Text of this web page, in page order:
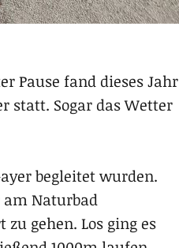
Pause fand dieses Jahr
statt. Sogar das Wetter
begleitet wurden.
Naturbad
gehen. Los ging es